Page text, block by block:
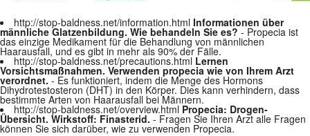
http://stop-baldness.net/information.html Informationen über
männliche Glatzenbildung. Wie behandeln Sie es? - Propecia ist
das einzige Medikament für die Behandlung von männlichen
Haarausfall, und es gibt in mehr als 90% der Fälle.
http://stop-baldness.net/precautions.html Lernen
Vorsichtsmaßnahmen. Verwenden propecia wie von Ihrem Arzt
verordnet. - Es funktioniert, indem die Menge des Hormons
Dihydrotestosteron (DHT) in den Körper. Dies kann verhindern, dass
bestimmte Arten von Haarausfall bei Männern.
http://stop-baldness.net/overview.html Propecia: Drogen-
Übersicht. Wirkstoff: Finasterid. - Fragen Sie Ihren Arzt alle Fragen
können Sie sich darüber, wie zu verwenden Propecia.